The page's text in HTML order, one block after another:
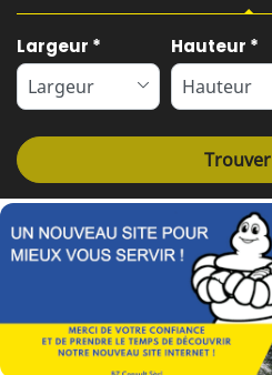
Tab updated: Par dimension
Largeur * Hauteur *
Trouver